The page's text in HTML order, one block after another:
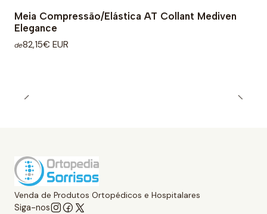
Meia Compressão/Elástica AT Collant Mediven
Elegance
de82,15€ EUR
Venda de Produtos Ortopédicos e Hospitalares
Siga-nos